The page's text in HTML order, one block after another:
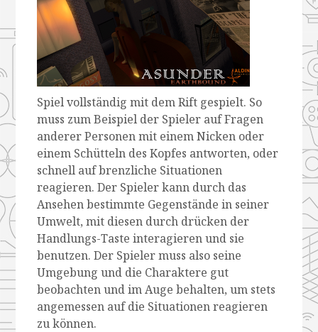
Spiel vollständig mit dem Rift gespielt. So
muss zum Beispiel der Spieler auf Fragen
anderer Personen mit einem Nicken oder
einem Schütteln des Kopfes antworten, oder
schnell auf brenzliche Situationen
reagieren. Der Spieler kann durch das
Ansehen bestimmte Gegenstände in seiner
Umwelt, mit diesen durch drücken der
Handlungs-Taste interagieren und sie
benutzen. Der Spieler muss also seine
Umgebung und die Charaktere gut
beobachten und im Auge behalten, um stets
angemessen auf die Situationen reagieren
zu können.